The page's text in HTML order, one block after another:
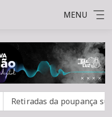
MENU
Retiradas da poupança